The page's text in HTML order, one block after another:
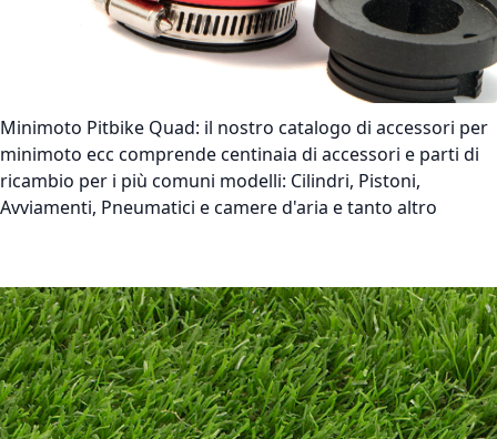
Minimoto Pitbike Quad: il nostro catalogo di accessori per
minimoto ecc comprende centinaia di accessori e parti di
ricambio per i più comuni modelli: Cilindri, Pistoni,
Avviamenti, Pneumatici e camere d'aria e tanto altro